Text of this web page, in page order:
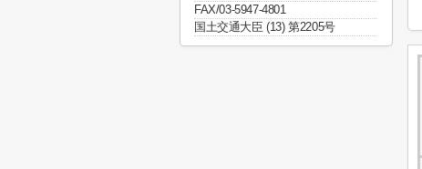
FAX/03-5947-4801
国土交通大臣 (13) 第2205号